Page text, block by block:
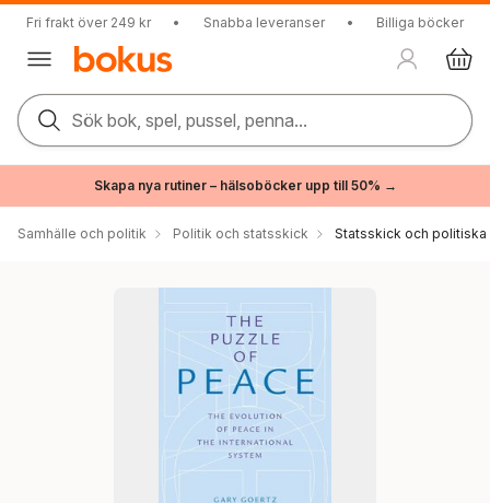
Fri frakt över 249 kr • Snabba leveranser • Billiga böcker
Sök bok, spel, pussel, penna...
Skapa nya rutiner – hälsoböcker upp till 50% →
Samhälle och politik Politik och statsskick Statsskick och